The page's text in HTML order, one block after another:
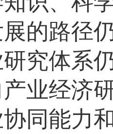
的路径
究体系
业经济
同能力